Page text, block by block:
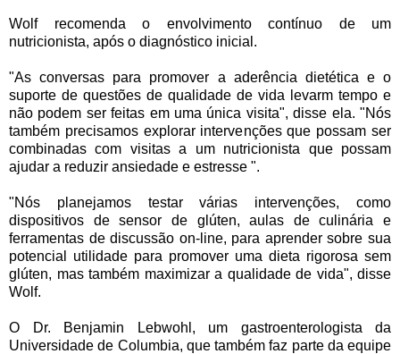
Wolf recomenda o envolvimento contínuo de um
nutricionista, após o diagnóstico inicial.
"As conversas para promover a aderência dietética e o
suporte de questões de qualidade de vida levarm tempo e
não podem ser feitas em uma única visita", disse ela. "Nós
também precisamos explorar intervenções que possam ser
combinadas com visitas a um nutricionista que possam
ajudar a reduzir ansiedade e estresse ".
"Nós planejamos testar várias intervenções, como
dispositivos de sensor de glúten, aulas de culinária e
ferramentas de discussão on-line, para aprender sobre sua
potencial utilidade para promover uma dieta rigorosa sem
glúten, mas também maximizar a qualidade de vida", disse
Wolf.
O Dr. Benjamin Lebwohl, um gastroenterologista da
Universidade de Columbia, que também faz parte da equipe